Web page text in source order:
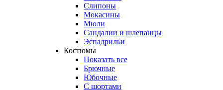
Слипоны
Мокасины
Мюли
Сандалии и шлепанцы
Эспадрильи
Костюмы
Показать все
Брючные
Юбочные
С шортами